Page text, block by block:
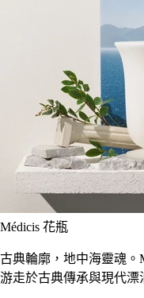
Médicis 花瓶
古典輪廓，地中海靈魂。
游走於古典傳承與現代漂